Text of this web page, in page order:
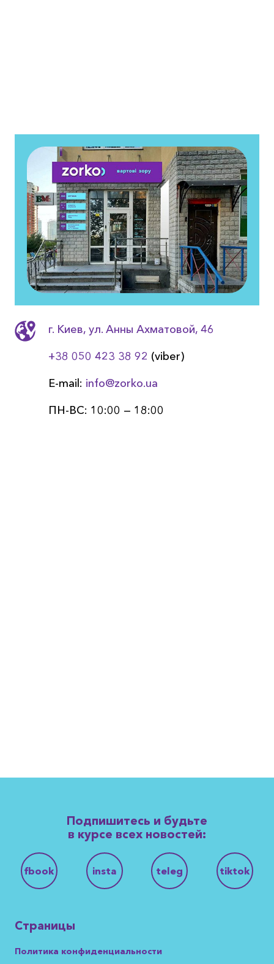
г. Киев, ул. Анны Ахматовой, 46
+38 050 423 38 92 (viber)
E-mail: info@zorko.ua
ПН-ВС: 10:00 — 18:00
Подпишитесь и будьте
в курсе всех новостей:
fbook insta teleg tiktok
Страницы
Политика конфиденциальности